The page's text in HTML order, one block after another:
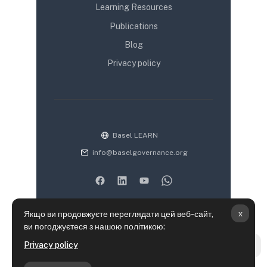
Якщо ви продовжуєте переглядати цей веб-сайт,
ви погоджуєтеся з нашою політикою:
Privacy policy
x
Learning Resources
Publications
Blog
Privacy policy
Basel LEARN
info@baselgovernance.org